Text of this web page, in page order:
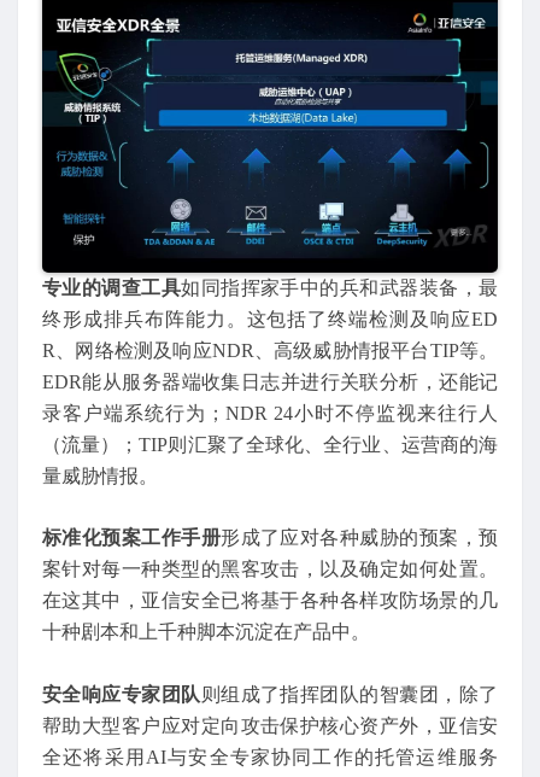
专业的调查工具如同指挥家手中的兵和武器装备，最
终形成排兵布阵能力。这包括了终端检测及响应ED
R、网络检测及响应NDR、高级威胁情报平台TIP等。
EDR能从服务器端收集日志并进行关联分析，还能记
录客户端系统行为；NDR 24小时不停监视来往行人
（流量）；TIP则汇聚了全球化、全行业、运营商的海
量威胁情报。
标准化预案工作手册形成了应对各种威胁的预案，预
案针对每一种类型的黑客攻击，以及确定如何处置。
在这其中，亚信安全已将基于各种各样攻防场景的几
十种剧本和上千种脚本沉淀在产品中。
安全响应专家团队 则组成了指挥团队的智囊团，除了
帮助大型客户应对定向攻击保护核心资产外，亚信安
全还将采用AI与安全专家协同工作的托管运维服务